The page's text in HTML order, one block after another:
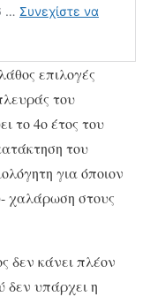
επιλογές
του
το 4ο έτος του
του
για όποιον
χαλάρωση στους
δεν κάνει πλέον
δεν υπάρχει η